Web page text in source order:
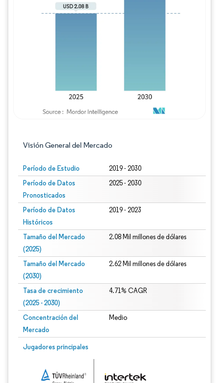
Visión General del Mercado
Período de Estudio 2019 - 2030
Período de Datos
Pronosticados
2025 - 2030
Período de Datos
Históricos
2019 - 2023
Tamaño del Mercado
(2025)
2.08 Mil millones de dólares
Tamaño del Mercado
(2030)
2.62 Mil millones de dólares
Tasa de crecimiento
(2025 - 2030)
4.71% CAGR
Concentración del
Mercado
Medio
Jugadores principales
Imagen © Mordor Intelligence. El uso requiere atribución según CC BY 4.0.